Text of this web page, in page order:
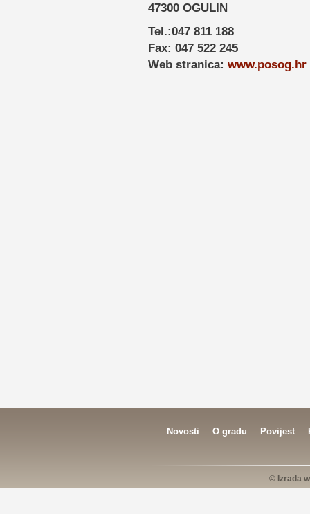
47300 OGULIN
Tel.:047 811 188
Fax: 047 522 245
Web stranica: www.posog.hr
Novosti O gradu Povijest
© Izrada